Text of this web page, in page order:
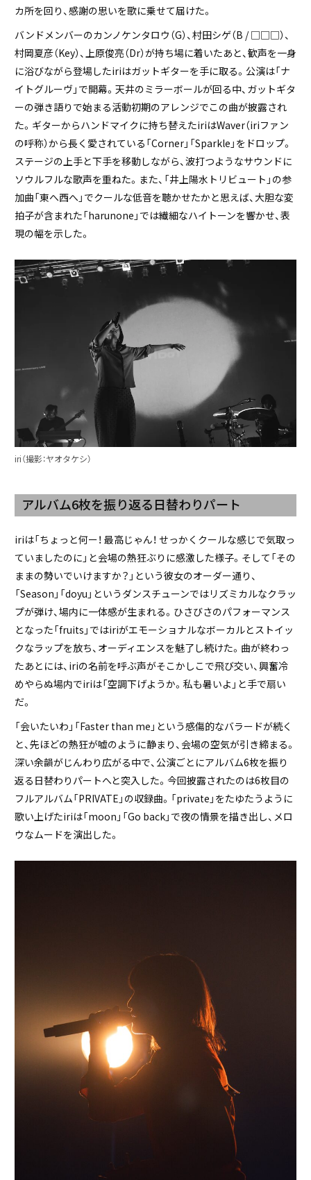
カ所を回り、感謝の思いを歌に乗せて届けた。
バンドメンバーのカンノケンタロウ（G）、村田シゲ（B / □□□）、
村岡夏彦（Key）、上原俊亮（Dr）が持ち場に着いたあと、歓声を一身
に浴びながら登場したiriはガットギターを手に取る。公演は「ナ
イトグルーヴ」で開幕。天井のミラーボールが回る中、ガットギタ
ーの弾き語りで始まる活動初期のアレンジでこの曲が披露され
た。ギターからハンドマイクに持ち替えたiriはWaver（iriファン
の呼称）から長く愛されている「Corner」「Sparkle」をドロップ。
ステージの上手と下手を移動しながら、波打つようなサウンドに
ソウルフルな歌声を重ねた。また、「井上陽水トリビュート」の参
加曲「東へ西へ」でクールな低音を聴かせたかと思えば、大胆な変
拍子が含まれた「harunone」では繊細なハイトーンを響かせ、表
現の幅を示した。
iri（撮影：ヤオタケシ）
アルバム6枚を振り返る日替わりパート
iriは「ちょっと何ー！ 最高じゃん！ せっかくクールな感じで気取っ
ていましたのに」と会場の熱狂ぶりに感激した様子。そして「その
ままの勢いでいけますか？」という彼女のオーダー通り、
「Season」「doyu」というダンスチューンではリズミカルなクラッ
プが弾け、場内に一体感が生まれる。ひさびさのパフォーマンス
となった「fruits」ではiriがエモーショナルなボーカルとストイッ
クなラップを放ち、オーディエンスを魅了し続けた。曲が終わっ
たあとには、iriの名前を呼ぶ声がそこかしこで飛び交い、興奮冷
めやらぬ場内でiriは「空調下げようか。私も暑いよ」と手で扇い
だ。
「会いたいわ」「Faster than me」という感傷的なバラードが続く
と、先ほどの熱狂が嘘のように静まり、会場の空気が引き締まる。
深い余韻がじんわり広がる中で、公演ごとにアルバム6枚を振り
返る日替わりパートへと突入した。今回披露されたのは6枚目の
フルアルバム「PRIVATE」の収録曲。「private」をたゆたうように
歌い上げたiriは「moon」「Go back」で夜の情景を描き出し、メロ
ウなムードを演出した。